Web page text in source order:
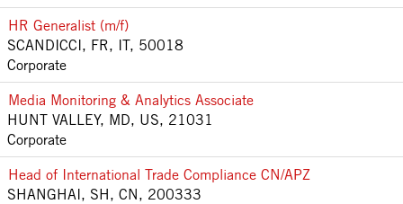
HR Generalist (m/f)
SCANDICCI, FR, IT, 50018
Corporate
Media Monitoring & Analytics Associate
HUNT VALLEY, MD, US, 21031
Corporate
Head of International Trade Compliance CN/APZ
SHANGHAI, SH, CN, 200333